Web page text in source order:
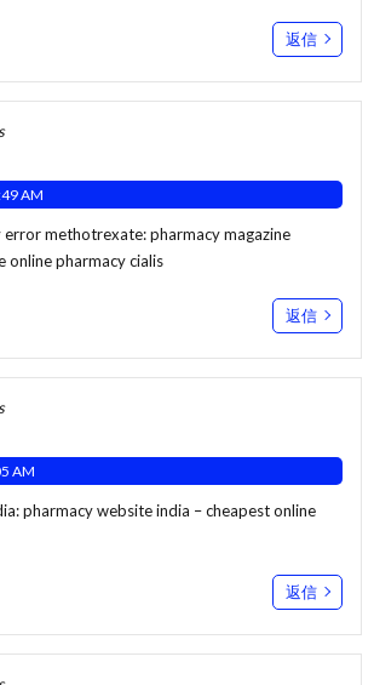
返信
AM
error methotrexate:pharmacy magazine
online pharmacy cialis
返信
AM
pharmacy website india – cheapest online
返信